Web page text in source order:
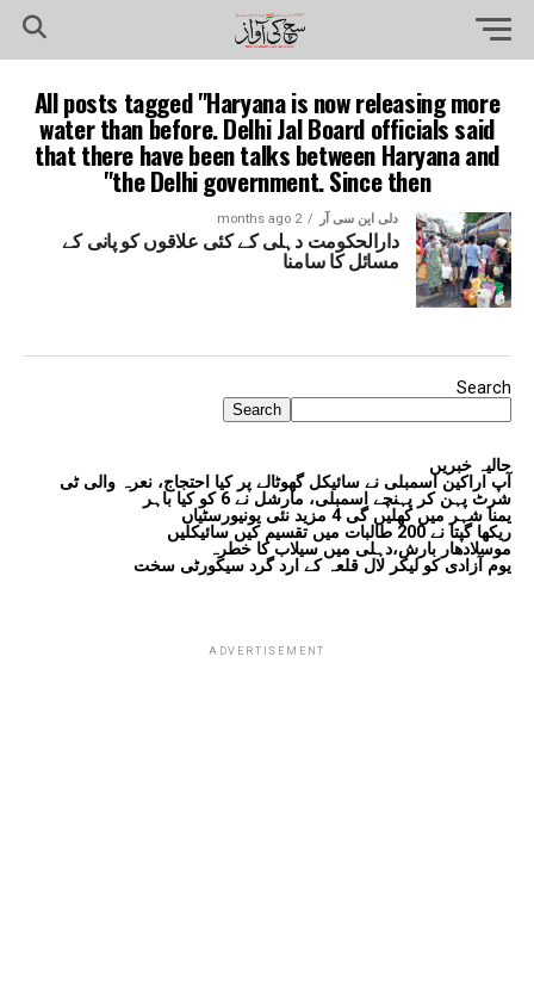
All posts tagged "Haryana is now releasing more
water than before. Delhi Jal Board officials said
that there have been talks between Haryana and
the Delhi government. Since then"
دلی این سی آر 2 months ago
دارالحکومت دہلی کے کئی علاقوں کو پانی کے
مسائل کا سامنا
Search
Search
حالیہ خبریں
آپ اراکین اسمبلی نے سائیکل گھوٹالے پر کیا احتجاج، نعرہ والی ٹی
شرٹ پہن کر پہنچے اسمبلی، مارشل نے 6 کو کیا باہر
یمنا شہر میں کھلیں گی 4 مزید نئی یونیورسٹیاں
ریکھا گپتا نے 200 طالبات میں تقسیم کیں سائیکلیں
موسلادھار بارش،دہلی میں سیلاب کا خطرہ
یوم آزادی کو لیکر لال قلعہ کے ارد گرد سیکورٹی سخت
ADVERTISEMENT